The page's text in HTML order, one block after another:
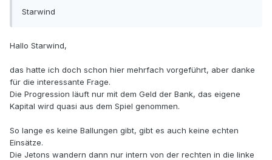
Starwind
Hallo Starwind,
das hatte ich doch schon hier mehrfach vorgeführt, aber danke
für die interessante Frage.
Die Progression läuft nur mit dem Geld der Bank, das eigene
Kapital wird quasi aus dem Spiel genommen.
So lange es keine Ballungen gibt, gibt es auch keine echten
Einsätze.
Die Jetons wandern dann nur intern von der rechten in die linke